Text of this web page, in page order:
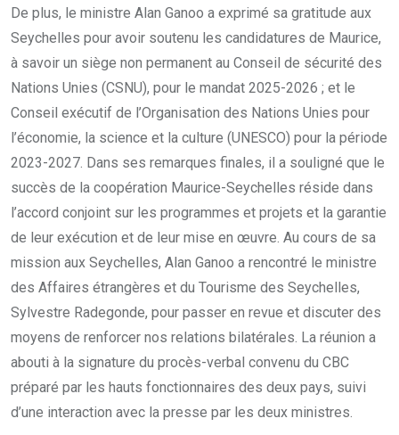
De plus, le ministre Alan Ganoo a exprimé sa gratitude aux
Seychelles pour avoir soutenu les candidatures de Maurice,
à savoir un siège non permanent au Conseil de sécurité des
Nations Unies (CSNU), pour le mandat 2025-2026 ; et le
Conseil exécutif de l’Organisation des Nations Unies pour
l’économie, la science et la culture (UNESCO) pour la période
2023-2027. Dans ses remarques finales, il a souligné que le
succès de la coopération Maurice-Seychelles réside dans
l’accord conjoint sur les programmes et projets et la garantie
de leur exécution et de leur mise en œuvre. Au cours de sa
mission aux Seychelles, Alan Ganoo a rencontré le ministre
des Affaires étrangères et du Tourisme des Seychelles,
Sylvestre Radegonde, pour passer en revue et discuter des
moyens de renforcer nos relations bilatérales. La réunion a
abouti à la signature du procès-verbal convenu du CBC
préparé par les hauts fonctionnaires des deux pays, suivi
d’une interaction avec la presse par les deux ministres.